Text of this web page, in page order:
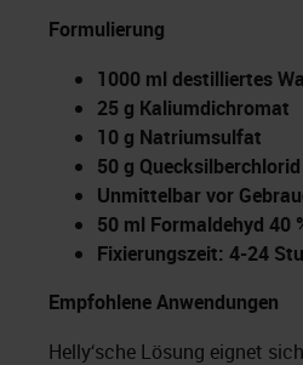
Formulierung
1000 ml destilliertes
25 g Kaliumdichromat
10 g Natriumsulfat
50 g Quecksilberchlorid
Unmittelbar vor
50 ml Formaldehyd 40
Fixierungszeit: 4-24
Empfohlene Anwendungen
Helly‘sche Lösung eignet